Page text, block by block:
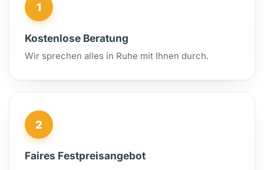
1
Kostenlose Beratung
Wir sprechen alles in Ruhe mit Ihnen durch.
2
Faires Festpreisangebot